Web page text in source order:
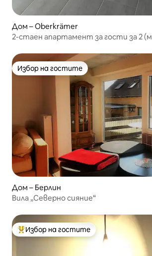
Дом – Oberkrämer
2-стаен апартамент за гости за 2
Избор на гостите
Избор на гостите
Дом – Берлин
Вила „Северно сияние“
Най-популярен избор на гостите
Избор на гостите